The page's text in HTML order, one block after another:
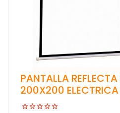
PANTALLA
200X200